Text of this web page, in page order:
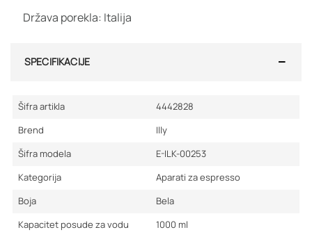
Država porekla: Italija
SPECIFIKACIJE
Šifra artikla
4442828
Brend
Illy
Šifra modela
E-ILK-00253
Kategorija
Aparati za espresso
Boja
Bela
Kapacitet posude za vodu
1000 ml